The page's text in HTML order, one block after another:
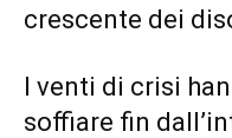
crescente dei
I venti di crisi
soffiare fin